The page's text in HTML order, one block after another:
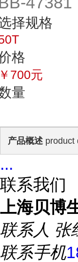
择规格
格
700元
量
产品概述 product
...
联系我们
上海贝博
联系人 张
联系手机